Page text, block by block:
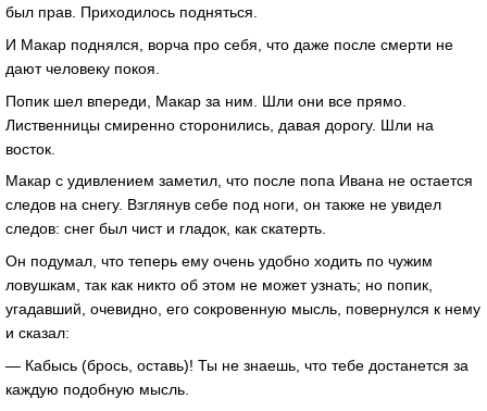
был прав. Приходилось подняться.
И Макар поднялся, ворча про себя, что даже после смерти не
дают человеку покоя.
Попик шел впереди, Макар за ним. Шли они все прямо.
Лиственницы смиренно сторонились, давая дорогу. Шли на
восток.
Макар с удивлением заметил, что после попа Ивана не остается
следов на снегу. Взглянув себе под ноги, он также не увидел
следов: снег был чист и гладок, как скатерть.
Он подумал, что теперь ему очень удобно ходить по чужим
ловушкам, так как никто об этом не может узнать; но попик,
угадавший, очевидно, его сокровенную мысль, повернулся к нему
и сказал:
— Кабысь (брось, оставь)! Ты не знаешь, что тебе достанется за
каждую подобную мысль.